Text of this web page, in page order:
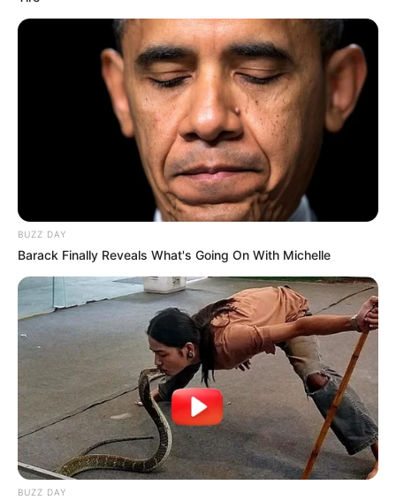
BUZZ DAY
Barack Finally Reveals What's Going On With Michelle
BUZZ DAY